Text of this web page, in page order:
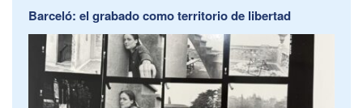
Barceló: el grabado como territorio de libertad